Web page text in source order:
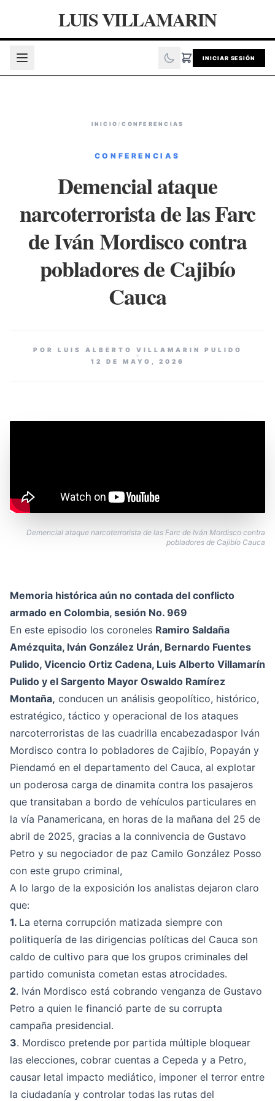
LUIS VILLAMARIN
INICIAR SESIÓN
INICIO /CONFERENCIAS
CONFERENCIAS
Demencial ataque
narcoterrorista de las Farc
de Iván Mordisco contra
pobladores de Cajibío
Cauca
POR LUIS ALBERTO VILLAMARIN PULIDO
12 DE MAYO, 2026
Demencial ataque narcoterrorista de las Farc de Iván Mordisco contra
pobladores de Cajibío Cauca
Memoria histórica aún no contada del conflicto
armado en Colombia, sesión No. 969
En este episodio los coroneles Ramiro Saldaña
Amézquita, Iván González Urán, Bernardo Fuentes
Pulido, Vicencio Ortiz Cadena, Luis Alberto Villamarín
Pulido y el Sargento Mayor Oswaldo Ramírez
Montaña, conducen un análisis geopolítico, histórico,
estratégico, táctico y operacional de los ataques
narcoterroristas de las cuadrilla encabezadaspor Iván
Mordisco contra lo pobladores de Cajibío, Popayán y
Piendamó en el departamento del Cauca, al explotar
un poderosa carga de dinamita contra los pasajeros
que transitaban a bordo de vehículos particulares en
la vía Panamericana, en horas de la mañana del 25 de
abril de 2025, gracias a la connivencia de Gustavo
Petro y su negociador de paz Camilo González Posso
con este grupo criminal,
A lo largo de la exposición los analistas dejaron claro
que:
1. La eterna corrupción matizada siempre con
politiquería de las dirigencias políticas del Cauca son
caldo de cultivo para que los grupos criminales del
partido comunista cometan estas atrocidades.
2. Iván Mordisco está cobrando venganza de Gustavo
Petro a quien le financió parte de su corrupta
campaña presidencial.
3. Mordisco pretende por partida múltiple bloquear
las elecciones, cobrar cuentas a Cepeda y a Petro,
causar letal impacto mediático, imponer el terror entre
la ciudadanía y controlar todas las rutas del